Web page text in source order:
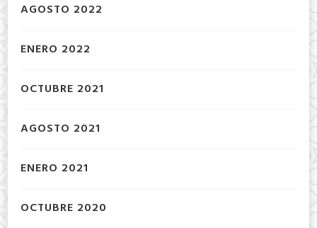
AGOSTO 2022
ENERO 2022
OCTUBRE 2021
AGOSTO 2021
ENERO 2021
OCTUBRE 2020